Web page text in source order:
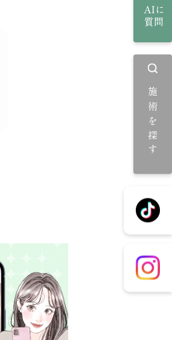
AIに
質問
施術を探す